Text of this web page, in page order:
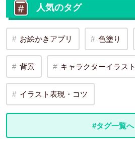
人気のタグ
お絵かきアプリ 色塗り
背景 キャラクターイラスト
イラスト表現・コツ
#タグ一覧へ